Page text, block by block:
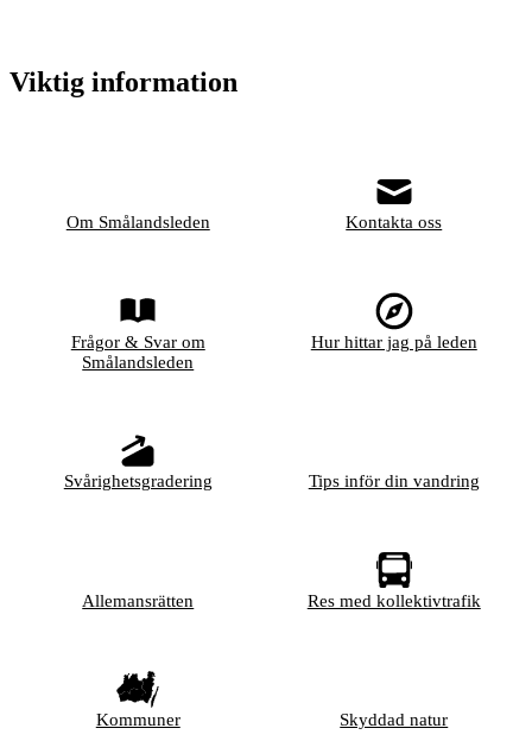
Viktig information
Om Smålandsleden Kontakta oss
Frågor & Svar om
Smålandsleden
Hur hittar jag på leden
Svårighetsgradering Tips inför din vandring
Allemansrätten Res med kollektivtrafik
Kommuner Skyddad natur